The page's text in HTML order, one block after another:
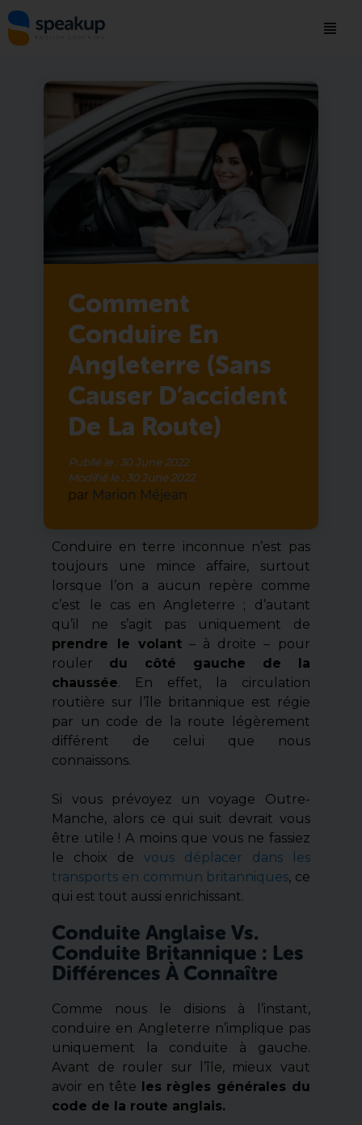
Comment
Conduire En
Angleterre (sans
Causer D’accident
De La Route)
Publié le :30 June 2022
Modifié le :30 June 2022
par Marion Méjean
Conduire en terre inconnue n’est pas
toujours une mince affaire, surtout
lorsque l’on a aucun repère comme
c’est le cas en Angleterre ; d’autant
qu’il ne s’agit pas uniquement de
prendre le volant– à droite – pour
rouler du côté gauche de la
chaussée. En effet, la circulation
routière sur l’île britannique est régie
par un code de la route légèrement
différent de celui que nous
connaissons.
Si vous prévoyez un voyage Outre-
Manche, alors ce qui suit devrait vous
être utile ! A moins que vous ne fassiez
le choix de vous déplacer dans les
transports en commun britanniques, ce
qui est tout aussi enrichissant.
Conduite Anglaise Vs.
Conduite Britannique : Les
Différences À Connaître
Comme nous le disions à l’instant,
conduire en Angleterre n’implique pas
uniquement la conduite à gauche.
Avant de rouler sur l’île, mieux vaut
avoir en tête les règles générales du
code de la route anglais.